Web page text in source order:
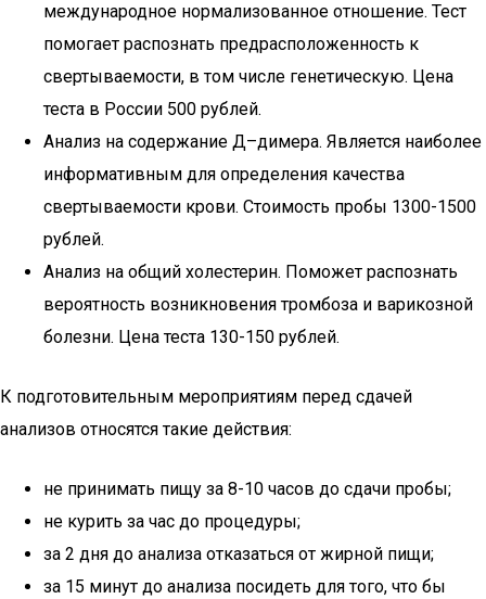
международное нормализованное отношение. Тест
помогает распознать предрасположенность к
свертываемости, в том числе генетическую. Цена
теста в России 500 рублей.
Анализ на содержание Д–димера. Является наиболее
информативным для определения качества
свертываемости крови. Стоимость пробы 1300-1500
рублей.
Анализ на общий холестерин. Поможет распознать
вероятность возникновения тромбоза и варикозной
болезни. Цена теста 130-150 рублей.
К подготовительным мероприятиям перед сдачей
анализов относятся такие действия:
не принимать пищу за 8-10 часов до сдачи пробы;
не курить за час до процедуры;
за 2 дня до анализа отказаться от жирной пищи;
за 15 минут до анализа посидеть для того, что бы